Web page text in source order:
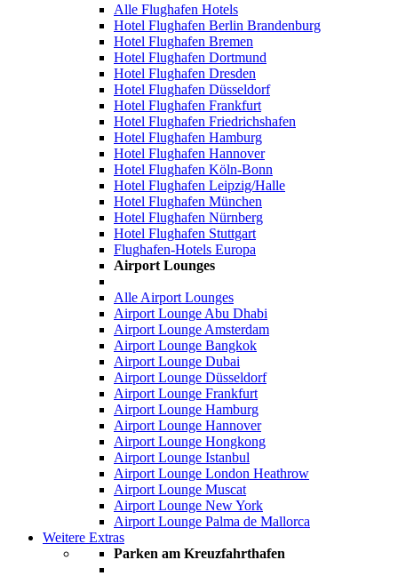
Alle Flughafen Hotels
Hotel Flughafen Berlin Brandenburg
Hotel Flughafen Bremen
Hotel Flughafen Dortmund
Hotel Flughafen Dresden
Hotel Flughafen Düsseldorf
Hotel Flughafen Frankfurt
Hotel Flughafen Friedrichshafen
Hotel Flughafen Hamburg
Hotel Flughafen Hannover
Hotel Flughafen Köln-Bonn
Hotel Flughafen Leipzig/Halle
Hotel Flughafen München
Hotel Flughafen Nürnberg
Hotel Flughafen Stuttgart
Flughafen-Hotels Europa
Airport Lounges
Alle Airport Lounges
Airport Lounge Abu Dhabi
Airport Lounge Amsterdam
Airport Lounge Bangkok
Airport Lounge Dubai
Airport Lounge Düsseldorf
Airport Lounge Frankfurt
Airport Lounge Hamburg
Airport Lounge Hannover
Airport Lounge Hongkong
Airport Lounge Istanbul
Airport Lounge London Heathrow
Airport Lounge Muscat
Airport Lounge New York
Airport Lounge Palma de Mallorca
Weitere Extras
Parken am Kreuzfahrthafen